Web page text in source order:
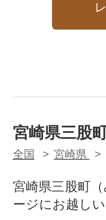
宮崎県三股
全国 宮崎県
宮崎県三股町
ージにお越し